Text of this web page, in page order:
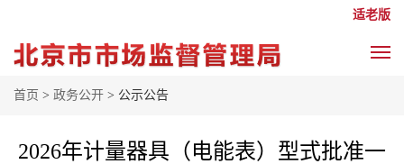
适老版
首页 > 政务公开 > 公示公告
2026年计量器具（电能表）型式批准一